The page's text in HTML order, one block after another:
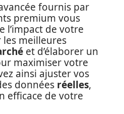
fournis par
premium vous
l’impact de votre
les meilleures
et d’élaborer un
maximiser votre
ainsi ajuster vos
données réelles,
efficace de votre